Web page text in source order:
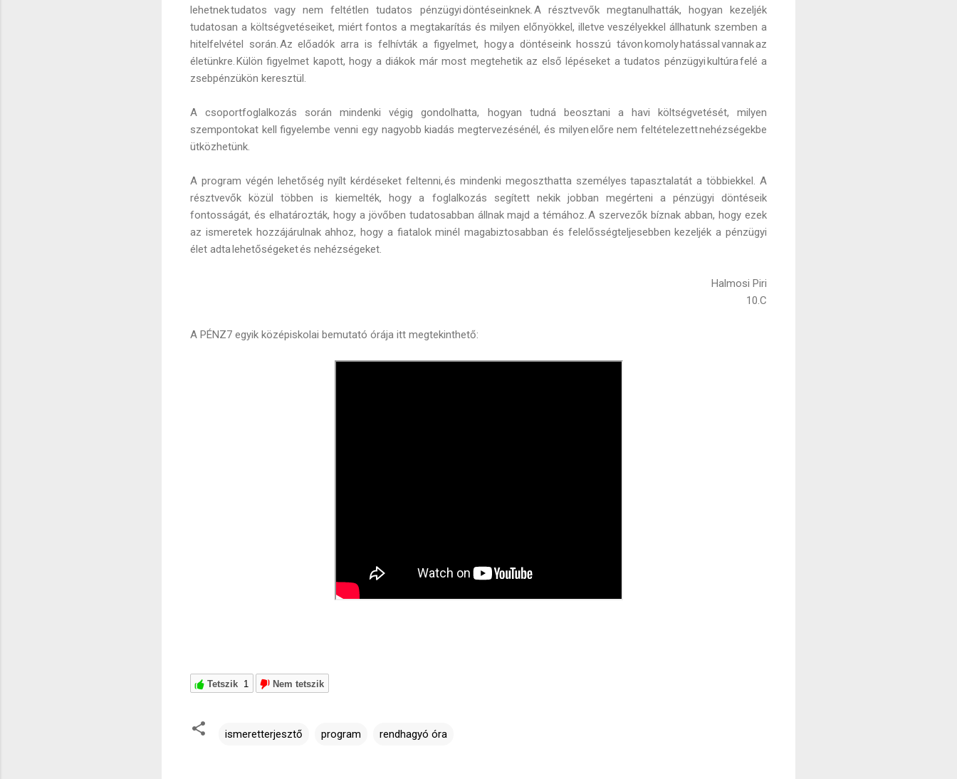
lehetnek tudatos vagy nem feltétlen tudatos pénzügyi döntéseinknek. A résztvevők megtanulhatták, hogyan kezeljék
tudatosan a költségvetéseiket, miért fontos a megtakarítás és milyen előnyökkel, illetve veszélyekkel állhatunk szemben a
hitelfelvétel során. Az előadók arra is felhívták a figyelmet, hogy a döntéseink hosszú távon komoly hatással vannak az
életünkre. Külön figyelmet kapott, hogy a diákok már most megtehetik az első lépéseket a tudatos pénzügyi kultúra felé a
zsebpénzükön keresztül.
A csoportfoglalkozás során mindenki végig gondolhatta, hogyan tudná beosztani a havi költségvetését, milyen
szempontokat kell figyelembe venni egy nagyobb kiadás megtervezésénél, és milyen előre nem feltételezett nehézségekbe
ütközhetünk.
A program végén lehetőség nyílt kérdéseket feltenni, és mindenki megoszthatta személyes tapasztalatát a többiekkel. A
résztvevők közül többen is kiemelték, hogy a foglalkozás segített nekik jobban megérteni a pénzügyi döntéseik
fontosságát, és elhatározták, hogy a jövőben tudatosabban állnak majd a témához. A szervezők bíznak abban, hogy ezek
az ismeretek hozzájárulnak ahhoz, hogy a fiatalok minél magabiztosabban és felelősségteljesebben kezeljék a pénzügyi
élet adta lehetőségeket és nehézségeket.
Halmosi Piri
10.C
A PÉNZ7 egyik középiskolai bemutató órája itt megtekinthető:
Tetszik 1 Nem tetszik
ismeretterjesztő program rendhagyó óra